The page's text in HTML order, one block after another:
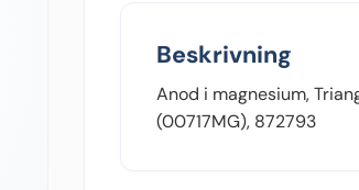
Beskrivning
Anod i magnesium,
(00717MG), 872793